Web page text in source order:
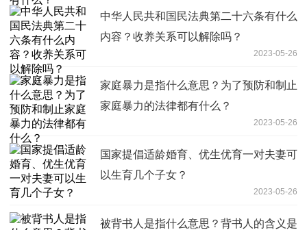
中华人民共和国民法典第二十六条有什么
内容？收养关系可以解除吗？
2023-05-26
家庭暴力是指什么意思？为了预防和制止
家庭暴力的法律都有什么？
2023-05-26
国家提倡适龄婚育、优生优育一对夫妻可
以生育几个子女？
2023-05-26
被背书人是指什么意思？背书人的含义是